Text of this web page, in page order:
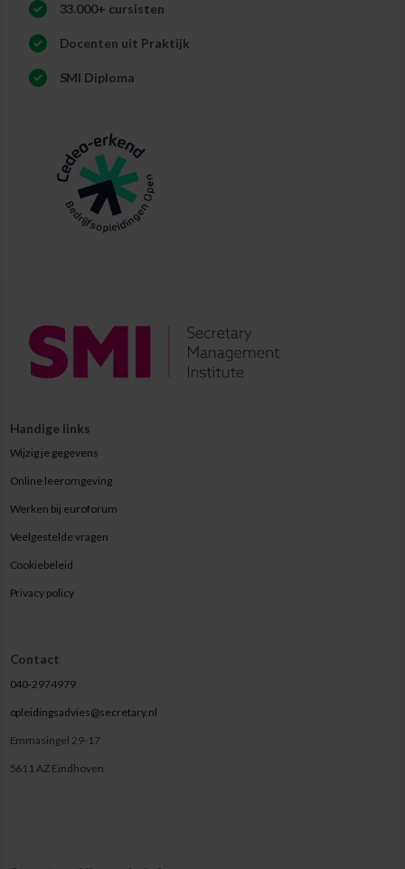
33.000+ cursisten
Docenten uit Praktijk
SMI Diploma
Handige links
Wijzig je gegevens
Online leeromgeving
Werken bij euroforum
Veelgestelde vragen
Cookiebeleid
Privacy policy
Contact
040-2974979
opleidingsadvies@secretary.nl
Emmasingel 29-17
5611 AZ Eindhoven